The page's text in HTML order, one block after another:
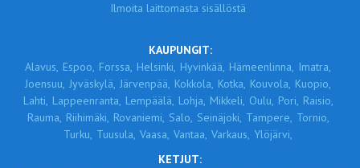
Ilmoita laittomasta sisällöstä
KAUPUNGIT:
Alavus, Espoo, Forssa, Helsinki, Hyvinkää, Hämeenlinna, Imatra,
Joensuu, Jyväskylä, Järvenpää, Kokkola, Kotka, Kouvola, Kuopio,
Lahti, Lappeenranta, Lempäälä, Lohja, Mikkeli, Oulu, Pori, Raisio,
Rauma, Riihimäki, Rovaniemi, Salo, Seinäjoki, Tampere, Tornio,
Turku, Tuusula, Vaasa, Vantaa, Varkaus, Ylöjärvi,
KETJUT: